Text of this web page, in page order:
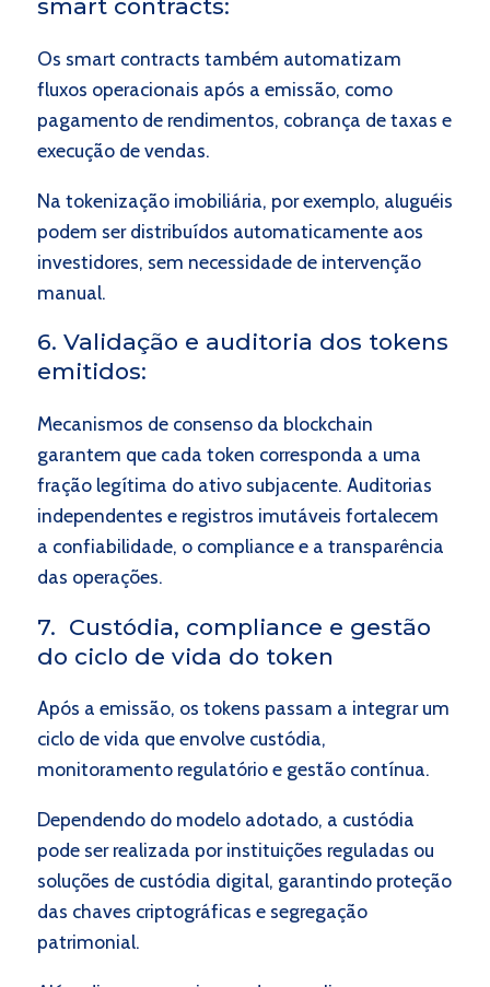
smart contracts:
Os smart contracts também automatizam
fluxos operacionais após a emissão, como
pagamento de rendimentos, cobrança de taxas e
execução de vendas.
Na tokenização imobiliária, por exemplo, aluguéis
podem ser distribuídos automaticamente aos
investidores, sem necessidade de intervenção
manual.
6. Validação e auditoria dos tokens
emitidos:
Mecanismos de consenso da blockchain
garantem que cada token corresponda a uma
fração legítima do ativo subjacente. Auditorias
independentes e registros imutáveis fortalecem
a confiabilidade, o compliance e a transparência
das operações.
7. Custódia, compliance e gestão
do ciclo de vida do token
Após a emissão, os tokens passam a integrar um
ciclo de vida que envolve custódia,
monitoramento regulatório e gestão contínua.
Dependendo do modelo adotado, a custódia
pode ser realizada por instituições reguladas ou
soluções de custódia digital, garantindo proteção
das chaves criptográficas e segregação
patrimonial.